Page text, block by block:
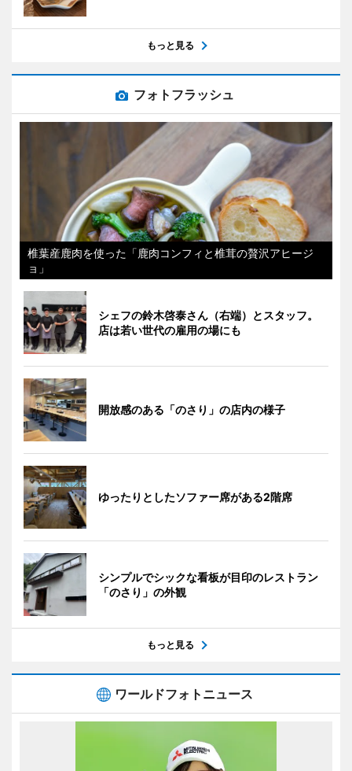
もっと見る
フォトフラッシュ
椎葉産鹿肉を使った「鹿肉コンフィと椎茸の贅沢アヒージ
ョ」
シェフの鈴木啓泰さん（右端）とスタッフ。
店は若い世代の雇用の場にも
開放感のある「のさり」の店内の様子
ゆったりとしたソファー席がある2階席
シンプルでシックな看板が目印のレストラン
「のさり」の外観
もっと見る
ワールドフォトニュース